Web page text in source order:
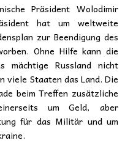
Präsident Wolodimir
hat um weltweite
zur Beendigung des
Ohne Hilfe kann die
mächtige Russland nicht
viele Staaten das Land. Die
beim Treffen zusätzliche
um Geld, aber
für das Militär und um